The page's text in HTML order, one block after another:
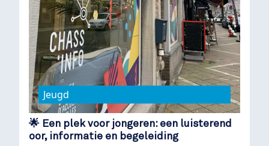
Jeugd
🌟 Een plek voor jongeren: een luisterend
oor, informatie en begeleiding